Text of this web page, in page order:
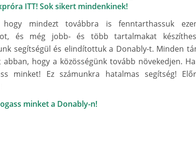
ITT! Sok sikert mindenkinek!
hogy mindezt továbbra is fenntarthassuk
és még jobb- és több tartalmakat
segítségül és elindítottuk a Donably-t. Minden
abban, hogy a közösségünk tovább növekedjen.
minket! Ez számunkra hatalmas segítség!
minket a Donably-n!